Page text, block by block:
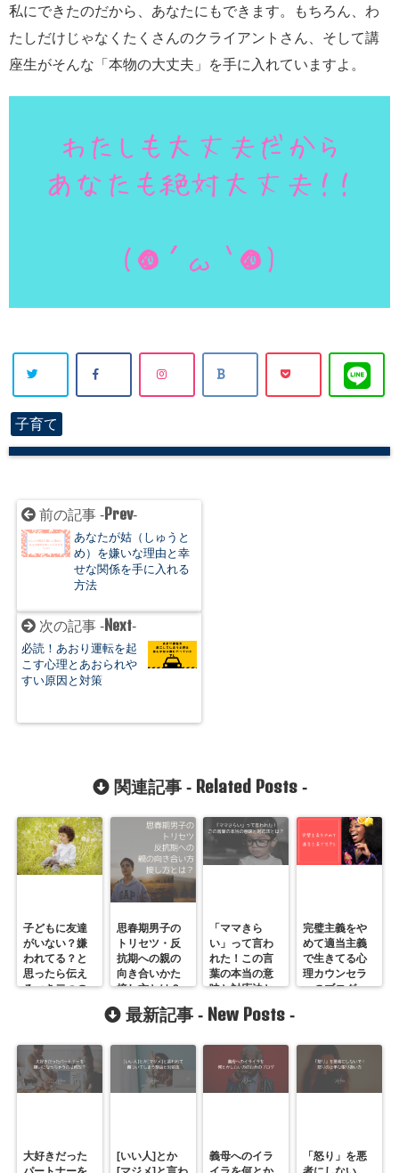
私にできたのだから、あなたにもできます。もちろん、わ
たしだけじゃなくたくさんのクライアントさん、そして講
座生がそんな「本物の大丈夫」を手に入れていますよ。
子育て
前の記事 - Prev-
あなたが姑（しゅうと
め）を嫌いな理由と幸
せな関係を手に入れる
方法
次の記事 - Next-
必読！あおり運転を起
こす心理とあおられや
すい原因と対策
関連記事 - Related Posts-
子どもに友達
がいない？嫌
われてる？と
思ったら伝え
るべき二つの
思春期男子の
トリセツ・反
抗期への親の
向き合いかた
接し方とは？
「ママきら
い」って言わ
れた！この言
葉の本当の意
味と対応法と
は？
完璧主義をや
めて適当主義
で生きてる心
理カウンセラ
ーのブログ
最新記事 - New Posts -
大好きだった
[いい人]とか
義母へのイラ
「怒り」を悪